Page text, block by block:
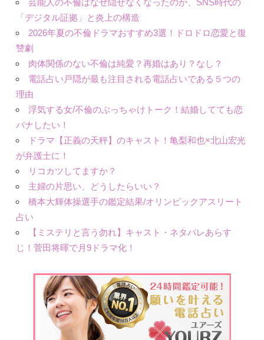
芸能人の不倫はなぜ隠せなくなったのか、SNS時代の
「デジタル証拠」と炎上の構造
2026年夏の不倫ドラマおすすめ3選！ドロドロ恋愛と復
讐劇
肉体関係のない不倫は純愛？再婚はあり？なし？
電話占い戸隠が最も注目される電話占いである５つの
理由
浮気する女/不倫のぶっちゃけトーク！結婚してても恋
バナしたい！
ドラマ【正義の天秤】のキャスト！亀梨和也×北山宏光
が弁護士に！
リコカツしてますか？
主婦の片思い、どうしたらいい？
橋本大輝体操選手の鑑定結果/オリンピックアスリート
占い
【ミステリと言う勿れ】キャスト・ネタバレあらす
じ！菅田将暉で月9ドラマ化！